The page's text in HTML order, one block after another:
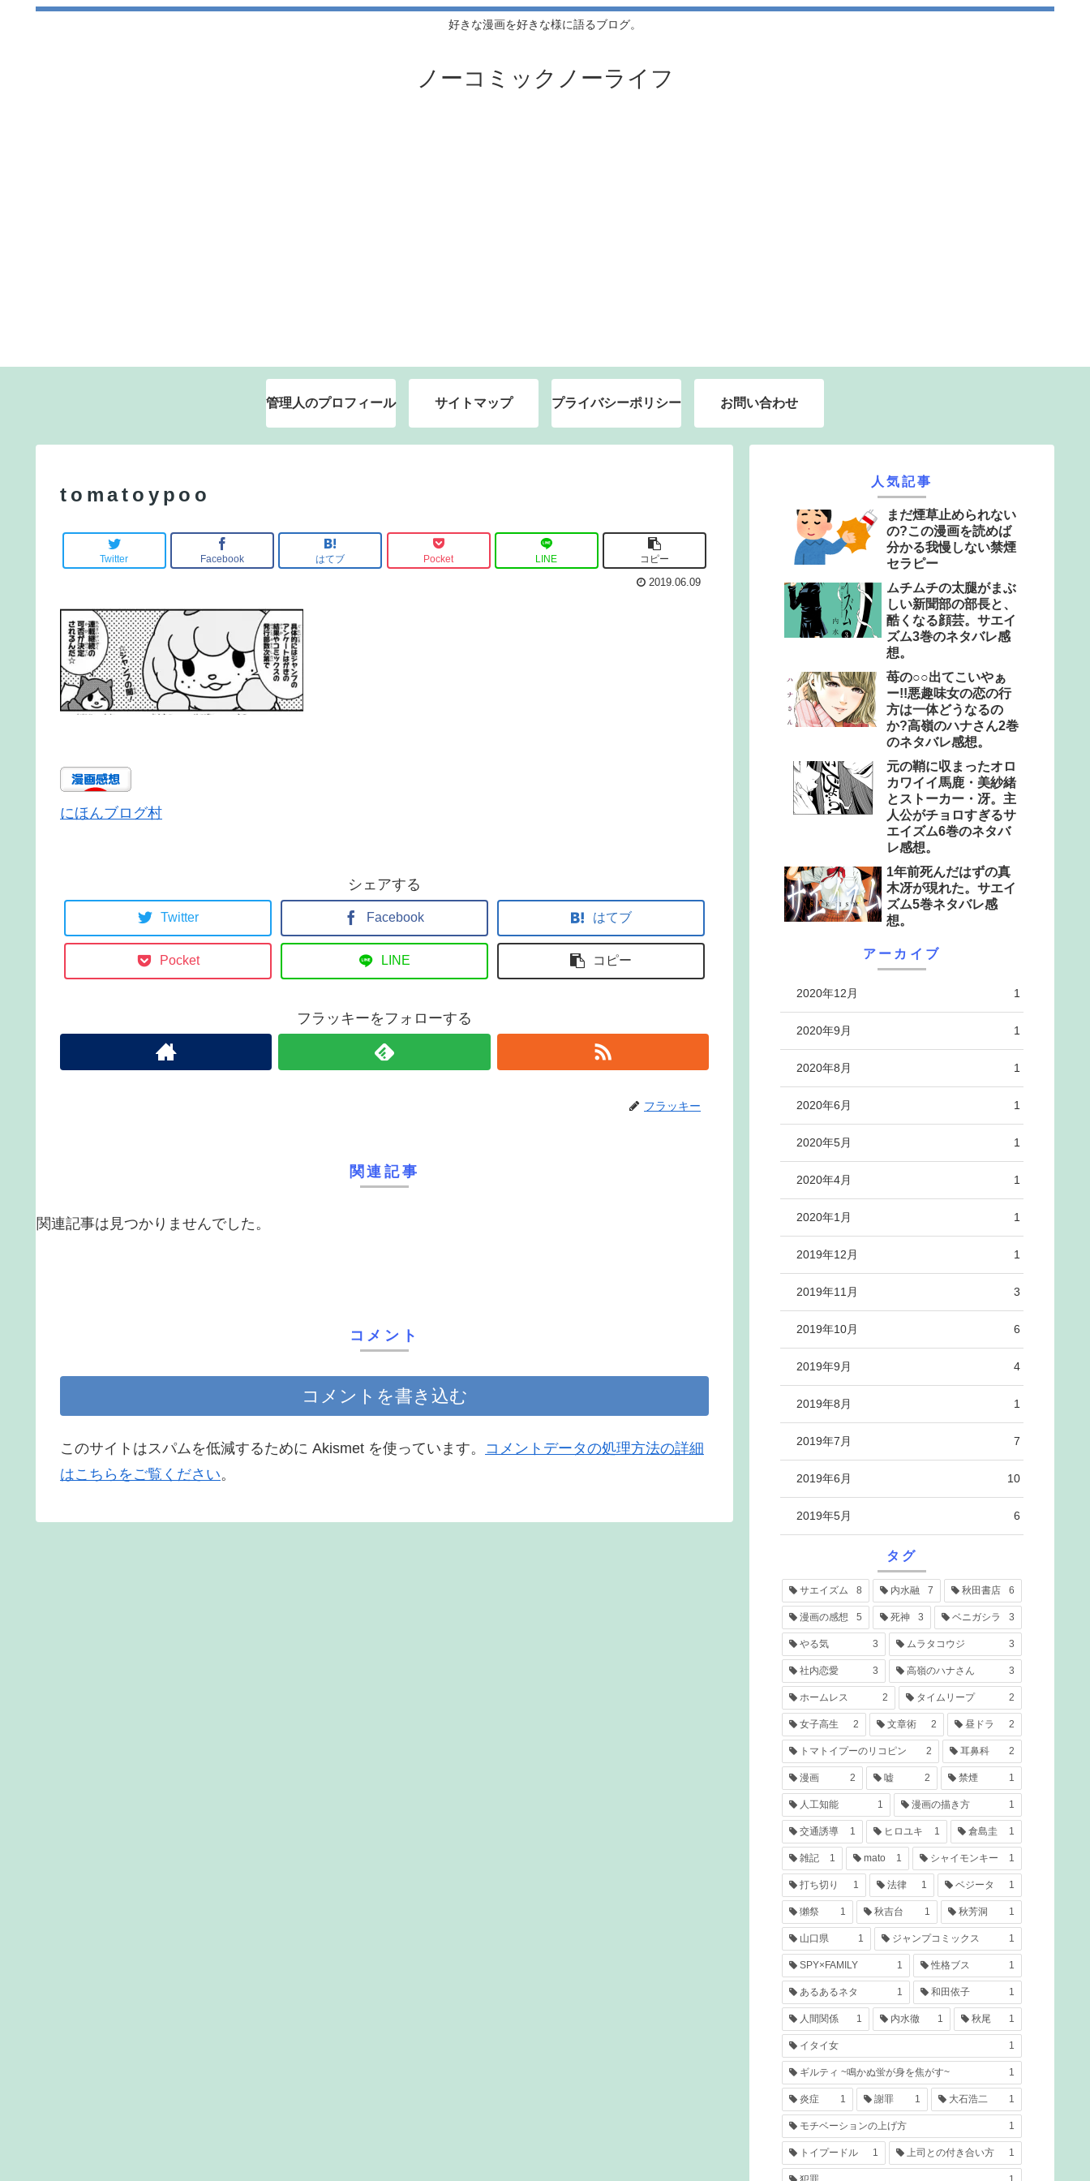
好きな漫画を好きな様に語るブログ。
ノーコミックノーライフ
管理人のプロフィール サイトマップ プライバシーポリシー お問い合わせ
tomatoypoo
Twitter Facebook はてブ Pocket LINE コピー
2019.06.09
にほんブログ村
シェアする
Twitter Facebook はてブ
Pocket LINE コピー
フラッキーをフォローする
フラッキー
関連記事
関連記事は見つかりませんでした。
コメント
コメントを書き込む
このサイトはスパムを低減するために Akismet を使っています。 コメントデータの処理方法の詳細
はこちらをご覧ください。
人気記事
まだ煙草止められない
の?この漫画を読めば
分かる我慢しない禁煙
セラピー
ムチムチの太腿がまぶ
しい新聞部の部長と、
酷くなる顔芸。サエイ
ズム3巻のネタバレ感
想。
苺の○○出てこいやぁ
ー!!悪趣味女の恋の行
方は一体どうなるの
か?高嶺のハナさん2巻
のネタバレ感想。
元の鞘に収まったオロ
カワイイ馬鹿・美紗緒
とストーカー・冴。主
人公がチョロすぎるサ
エイズム6巻のネタバ
レ感想。
1年前死んだはずの真
木冴が現れた。サエイ
ズム5巻ネタバレ感
想。
アーカイブ
2020年12月 1
2020年9月 1
2020年8月 1
2020年6月 1
2020年5月 1
2020年4月 1
2020年1月 1
2019年12月 1
2019年11月 3
2019年10月 6
2019年9月 4
2019年8月 1
2019年7月 7
2019年6月 10
2019年5月 6
タグ
サエイズム 8 内水融 7 秋田書店 6
漫画の感想 5 死神 3 ベニガシラ 3
やる気 3 ムラタコウジ 3
社内恋愛 3 高嶺のハナさん 3
ホームレス 2 タイムリープ 2
女子高生 2 文章術 2 昼ドラ 2
トマトイプーのリコピン 2 耳鼻科 2
漫画 2 嘘 2 禁煙 1
人工知能 1 漫画の描き方 1
交通誘導 1 ヒロユキ 1 倉島圭 1
雑記 1 mato 1 シャイモンキー 1
打ち切り 1 法律 1 ベジータ 1
獺祭 1 秋吉台 1 秋芳洞 1
山口県 1 ジャンプコミックス 1
SPY×FAMILY 1 性格ブス 1
あるあるネタ 1 和田依子 1
人間関係 1 内水徹 1 秋尾 1
イタイ女 1
ギルティ ~鳴かぬ蛍が身を焦がす~ 1
炎症 1 謝罪 1 大石浩二 1
モチベーションの上げ方 1
トイプードル 1 上司との付き合い方 1